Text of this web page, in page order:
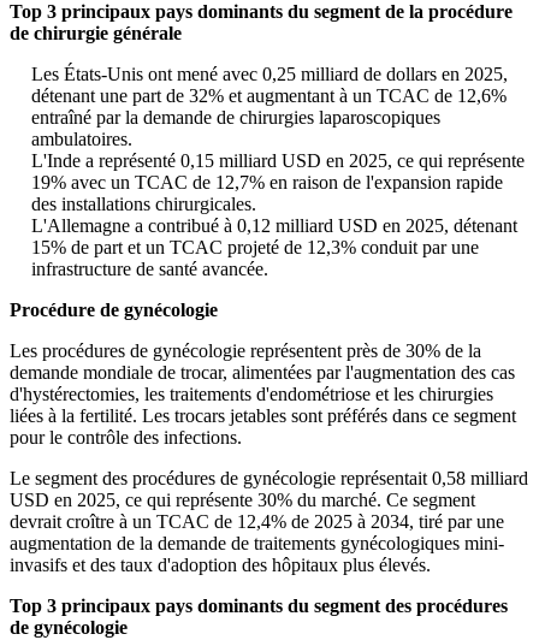
Top 3 principaux pays dominants du segment de la procédure
de chirurgie générale
Les États-Unis ont mené avec 0,25 milliard de dollars en 2025,
détenant une part de 32% et augmentant à un TCAC de 12,6%
entraîné par la demande de chirurgies laparoscopiques
ambulatoires.
L'Inde a représenté 0,15 milliard USD en 2025, ce qui représente
19% avec un TCAC de 12,7% en raison de l'expansion rapide
des installations chirurgicales.
L'Allemagne a contribué à 0,12 milliard USD en 2025, détenant
15% de part et un TCAC projeté de 12,3% conduit par une
infrastructure de santé avancée.
Procédure de gynécologie
Les procédures de gynécologie représentent près de 30% de la
demande mondiale de trocar, alimentées par l'augmentation des cas
d'hystérectomies, les traitements d'endométriose et les chirurgies
liées à la fertilité. Les trocars jetables sont préférés dans ce segment
pour le contrôle des infections.
Le segment des procédures de gynécologie représentait 0,58 milliard
USD en 2025, ce qui représente 30% du marché. Ce segment
devrait croître à un TCAC de 12,4% de 2025 à 2034, tiré par une
augmentation de la demande de traitements gynécologiques mini-
invasifs et des taux d'adoption des hôpitaux plus élevés.
Top 3 principaux pays dominants du segment des procédures
de gynécologie